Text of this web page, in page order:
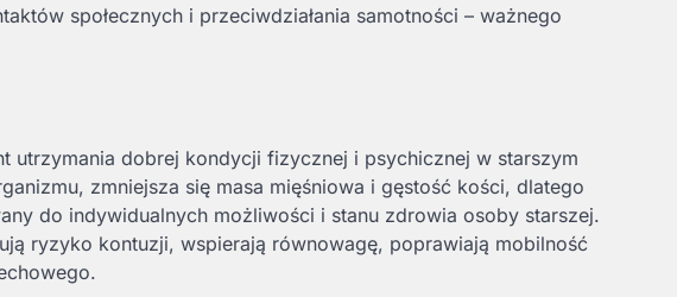
społecznych i przeciwdziałania samotności – ważnego
utrzymania dobrej kondycji fizycznej i psychicznej w starszym
zmniejsza się masa mięśniowa i gęstość kości, dlatego
do indywidualnych możliwości i stanu zdrowia osoby starszej.
ryzyko kontuzji, wspierają równowagę, poprawiają mobilność